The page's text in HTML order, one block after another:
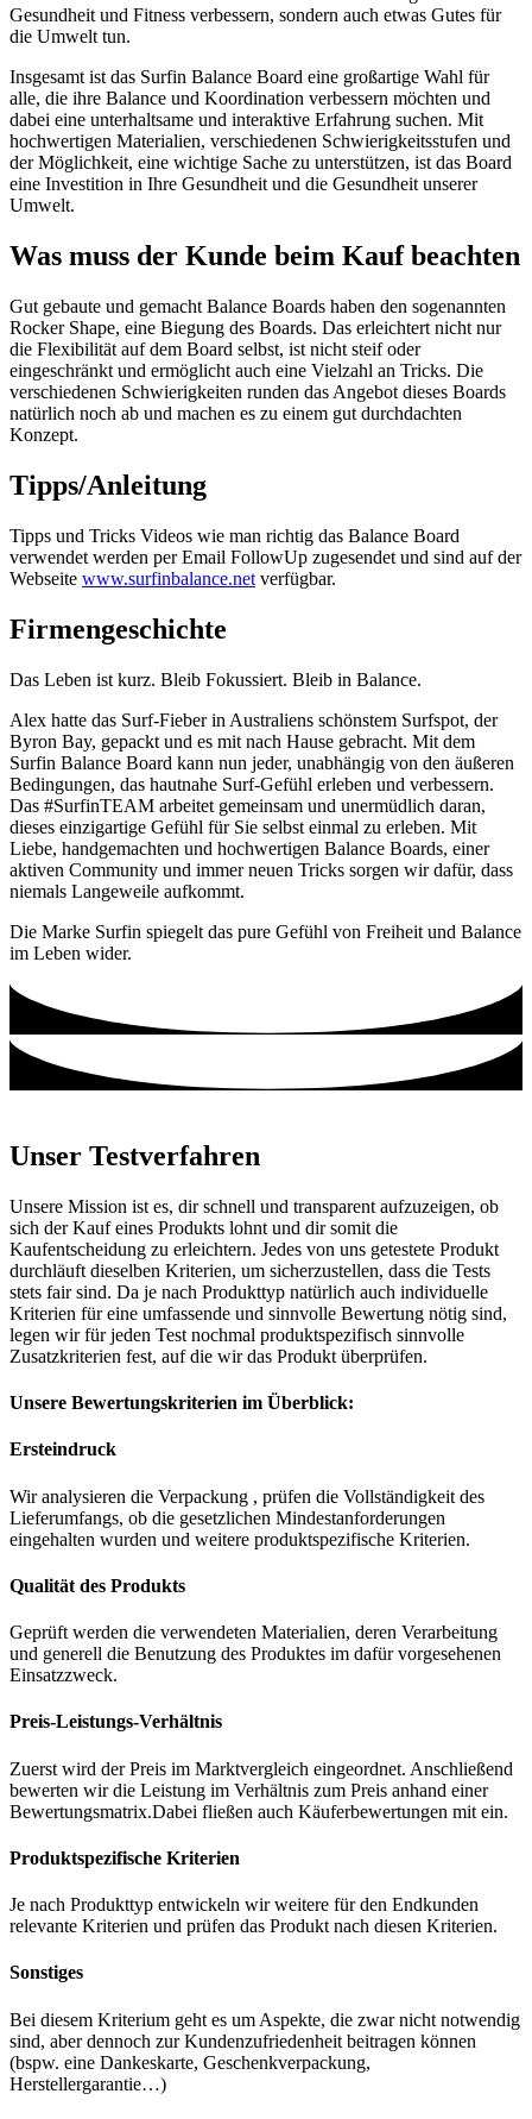
Gesundheit und Fitness verbessern, sondern auch etwas Gutes für
die Umwelt tun.
Insgesamt ist das Surfin Balance Board eine großartige Wahl für
alle, die ihre Balance und Koordination verbessern möchten und
dabei eine unterhaltsame und interaktive Erfahrung suchen. Mit
hochwertigen Materialien, verschiedenen Schwierigkeitsstufen und
der Möglichkeit, eine wichtige Sache zu unterstützen, ist das Board
eine Investition in Ihre Gesundheit und die Gesundheit unserer
Umwelt.
Was muss der Kunde beim Kauf beachten
Gut gebaute und gemacht Balance Boards haben den sogenannten
Rocker Shape, eine Biegung des Boards. Das erleichtert nicht nur
die Flexibilität auf dem Board selbst, ist nicht steif oder
eingeschränkt und ermöglicht auch eine Vielzahl an Tricks. Die
verschiedenen Schwierigkeiten runden das Angebot dieses Boards
natürlich noch ab und machen es zu einem gut durchdachten
Konzept.
Tipps/Anleitung
Tipps und Tricks Videos wie man richtig das Balance Board
verwendet werden per Email FollowUp zugesendet und sind auf der
Webseite www.surfinbalance.net verfügbar.
Firmengeschichte
Das Leben ist kurz. Bleib Fokussiert. Bleib in Balance.
Alex hatte das Surf-Fieber in Australiens schönstem Surfspot, der
Byron Bay, gepackt und es mit nach Hause gebracht. Mit dem
Surfin Balance Board kann nun jeder, unabhängig von den äußeren
Bedingungen, das hautnahe Surf-Gefühl erleben und verbessern.
Das #SurfinTEAM arbeitet gemeinsam und unermüdlich daran,
dieses einzigartige Gefühl für Sie selbst einmal zu erleben. Mit
Liebe, handgemachten und hochwertigen Balance Boards, einer
aktiven Community und immer neuen Tricks sorgen wir dafür, dass
niemals Langeweile aufkommt.
Die Marke Surfin spiegelt das pure Gefühl von Freiheit und Balance
im Leben wider.
Unser Testverfahren
Unsere Mission ist es, dir schnell und transparent aufzuzeigen, ob
sich der Kauf eines Produkts lohnt und dir somit die
Kaufentscheidung zu erleichtern. Jedes von uns getestete Produkt
durchläuft dieselben Kriterien, um sicherzustellen, dass die Tests
stets fair sind. Da je nach Produkttyp natürlich auch individuelle
Kriterien für eine umfassende und sinnvolle Bewertung nötig sind,
legen wir für jeden Test nochmal produktspezifisch sinnvolle
Zusatzkriterien fest, auf die wir das Produkt überprüfen.
Unsere Bewertungskriterien im Überblick:
Ersteindruck
Wir analysieren die Verpackung , prüfen die Vollständigkeit des
Lieferumfangs, ob die gesetzlichen Mindestanforderungen
eingehalten wurden und weitere produktspezifische Kriterien.
Qualität des Produkts
Geprüft werden die verwendeten Materialien, deren Verarbeitung
und generell die Benutzung des Produktes im dafür vorgesehenen
Einsatzzweck.
Preis-Leistungs-Verhältnis
Zuerst wird der Preis im Marktvergleich eingeordnet. Anschließend
bewerten wir die Leistung im Verhältnis zum Preis anhand einer
Bewertungsmatrix.Dabei fließen auch Käuferbewertungen mit ein.
Produktspezifische Kriterien
Je nach Produkttyp entwickeln wir weitere für den Endkunden
relevante Kriterien und prüfen das Produkt nach diesen Kriterien.
Sonstiges
Bei diesem Kriterium geht es um Aspekte, die zwar nicht notwendig
sind, aber dennoch zur Kundenzufriedenheit beitragen können
(bspw. eine Dankeskarte, Geschenkverpackung,
Herstellergarantie…)